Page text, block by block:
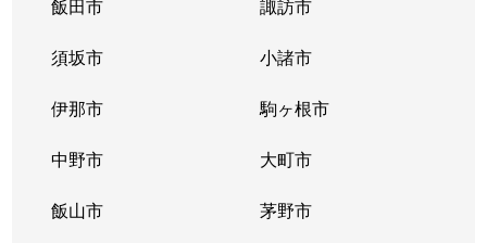
城南
上諏訪
城南
上諏訪
高島
上諏訪
大字豊田
上諏訪
飯田市 諏訪市
須坂市 小諸市
伊那市 駒ヶ根市
中野市 大町市
飯山市 茅野市